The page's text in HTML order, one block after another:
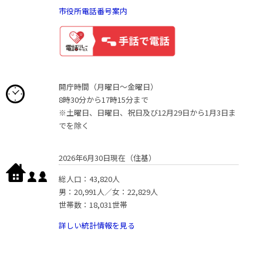
市役所電話番号案内
開庁時間（月曜日〜金曜日）
8時30分から17時15分まで
※土曜日、日曜日、祝日及び12月29日から1月3日ま
でを除く
2026年6月30日現在（住基）
総人口：43,820人
男：20,991人／女：22,829人
世帯数：18,031世帯
詳しい統計情報を見る